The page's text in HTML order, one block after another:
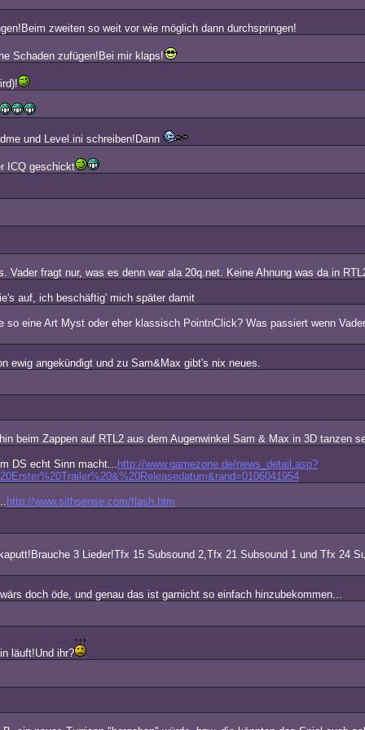
zweiten so weit vor wie möglich dann durchspringen!
Schaden zufügen!Bei mir klaps!
und Level.ini schreiben!Dann
ICQ geschickt
fragt nur, was es denn war ala 20q.net. Keine Ahnung was da in
auf, ich beschäftig' mich später damit
so eine Art Myst oder eher klassisch PointnClick? Was passiert wenn
ewig angekündigt und zu Sam&Max gibt's nix neues.
beim Zappen auf RTL2 aus dem Augenwinkel Sam & Max in 3D tanzen
DS echt Sinn macht... http://www.gamezone.de/news_detail.asp?
http://www.sithsense.com/flash.htm
3 Lieder!Tfx 15 Subsound 2,Tfx 21 Subsound 1 und Tfx 24
doch öde, und genau das ist garnicht so einfach hinzubekommen...
läuft!Und ihr?